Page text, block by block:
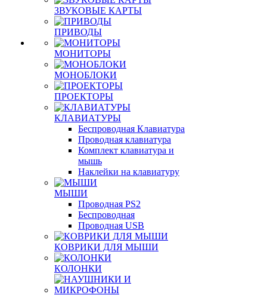
ЗВУКОВЫЕ КАРТЫ
ПРИВОДЫ
МОНИТОРЫ
МОНОБЛОКИ
ПРОЕКТОРЫ
КЛАВИАТУРЫ
Беспроводная Клавиатура
Проводная клавиатура
Комплект клавиатура и
мышь
Наклейки на клавиатуру
МЫШИ
Проводная PS2
Беспроводная
Проводная USB
КОВРИКИ ДЛЯ МЫШИ
КОЛОНКИ